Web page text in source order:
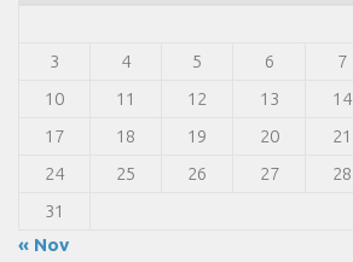
3
4 5 6 7
10
11 12 13 14
17
18 19 20 21
24
25 26 27 28
31
« Nov